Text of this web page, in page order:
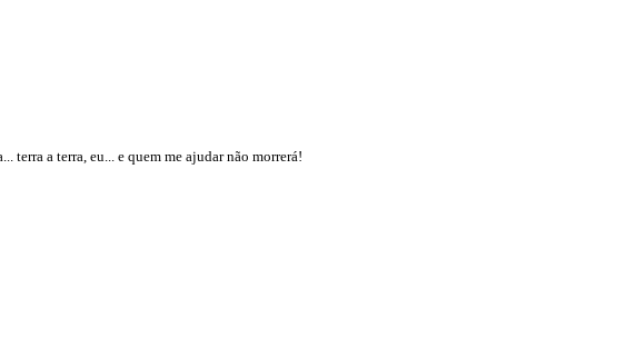
terra a terra, eu... e quem me ajudar não morrerá!